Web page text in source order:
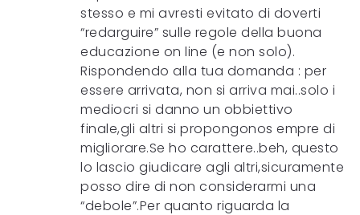
stesso e mi avresti evitato di doverti
“redarguire” sulle regole della buona
educazione on line (e non solo).
Rispondendo alla tua domanda : per
essere arrivata, non si arriva mai..solo i
mediocri si danno un obbiettivo
finale,gli altri si propongonos empre di
migliorare.Se ho carattere..beh, questo
lo lascio giudicare agli altri,sicuramente
posso dire di non considerarmi una
“debole”.Per quanto riguarda la